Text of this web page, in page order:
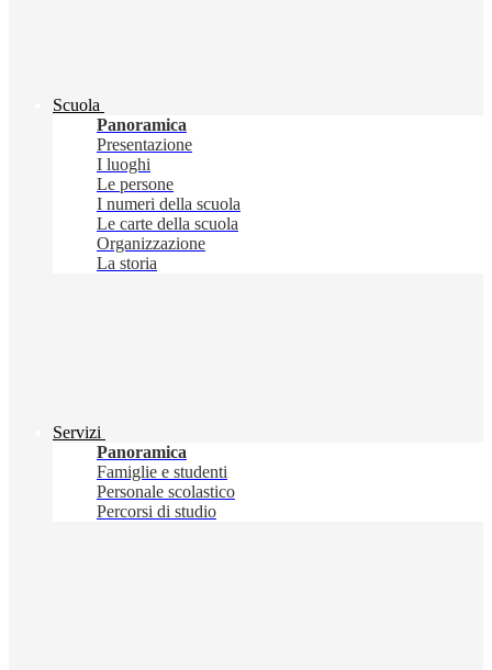
Scuola
Panoramica
Presentazione
I luoghi
Le persone
I numeri della scuola
Le carte della scuola
Organizzazione
La storia
Servizi
Panoramica
Famiglie e studenti
Personale scolastico
Percorsi di studio